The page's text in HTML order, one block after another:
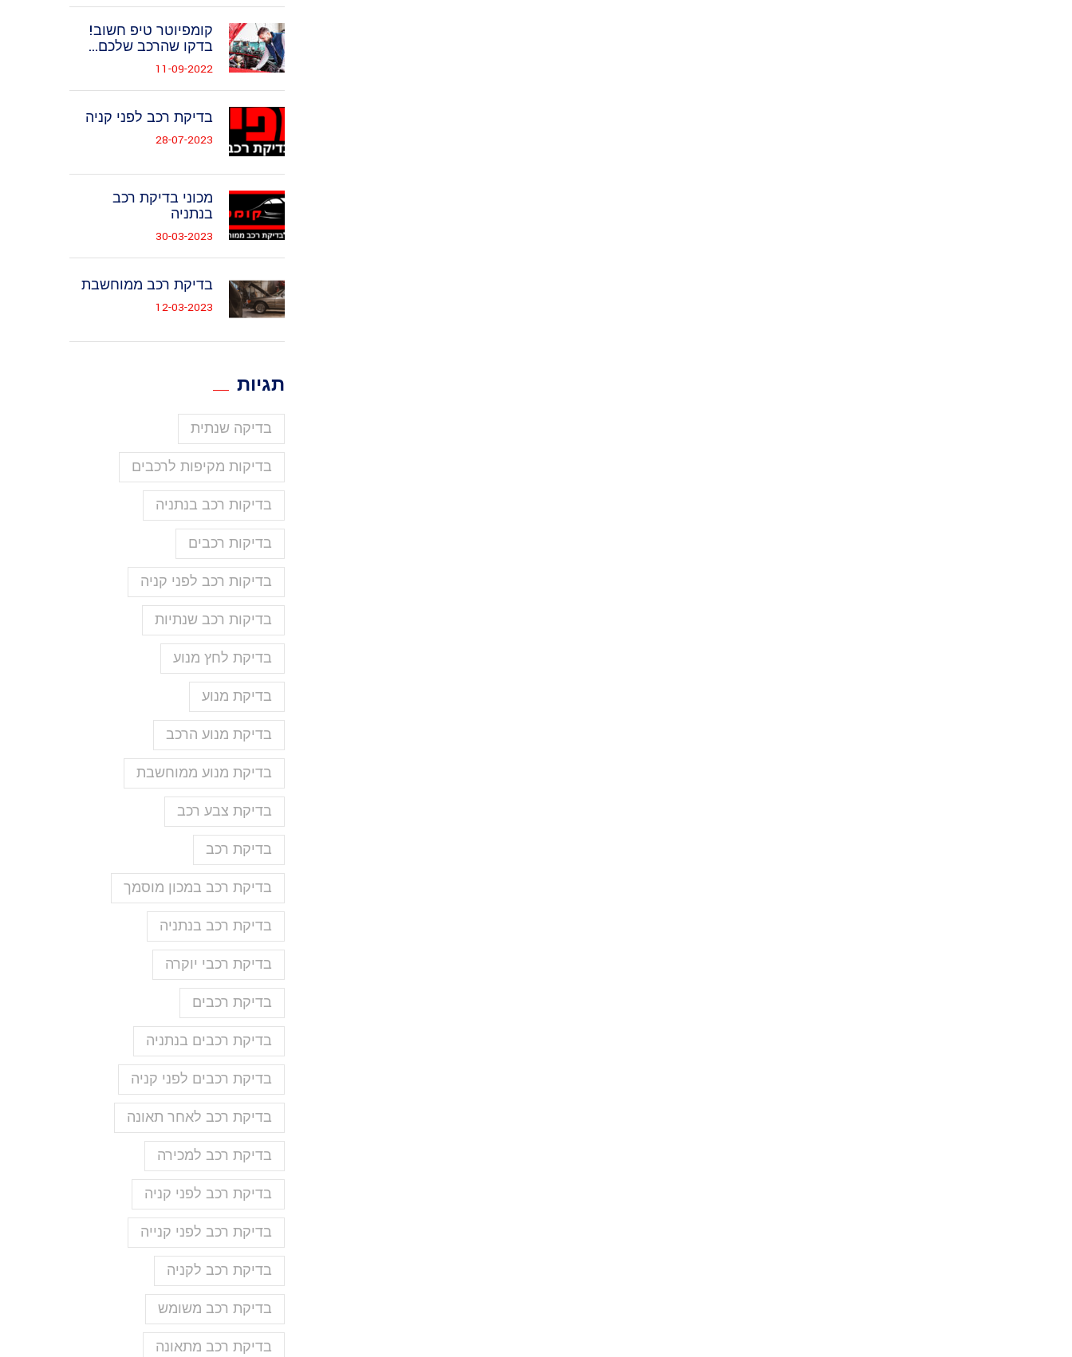
קומפיוטר טיפ חשוב!
בדקו שהרכב שלכם...
11-09-2022
בדיקת רכב לפני קניה
28-07-2023
מכוני בדיקת רכב
בנתניה
30-03-2023
בדיקת רכב ממוחשבת
12-03-2023
תגיות
בדיקה שנתית
בדיקות מקיפות לרכבים
בדיקות רכב בנתניה
בדיקות רכבים
בדיקות רכב לפני קניה
בדיקות רכב שנתיות
בדיקת לחץ מנוע
בדיקת מנוע
בדיקת מנוע הרכב
בדיקת מנוע ממוחשבת
בדיקת צבע רכב
בדיקת רכב
בדיקת רכב במכון מוסמך
בדיקת רכב בנתניה
בדיקת רכבי יוקרה
בדיקת רכבים
בדיקת רכבים בנתניה
בדיקת רכבים לפני קניה
בדיקת רכב לאחר תאונה
בדיקת רכב למכירה
בדיקת רכב לפני קניה
בדיקת רכב לפני קנייה
בדיקת רכב לקניה
בדיקת רכב משומש
בדיקת רכב מתאונה